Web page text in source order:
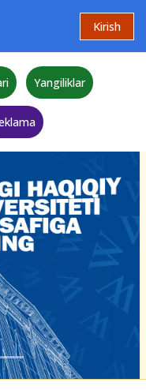
Kirish
Yangiliklar